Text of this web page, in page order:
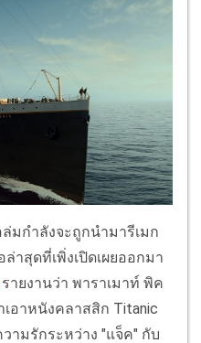
มกำลังจะถูกนำมารีเมก
าสุดที่เพิ่งเปิดเผยออกมา
รายงานว่า พาราเมาท์ พิค
อาหนังคลาสสิก Titanic
ามรักระหว่าง "แจ็ค" กับ